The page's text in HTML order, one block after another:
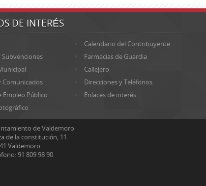
DE INTERÉS
Calendario del Contribuyente
Subvenciones
Farmacias de Guardia
Callejero
Comunicados
Direcciones y Teléfonos
Empleo Público
Enlaces de interés
de Valdemoro
de la constitución, 11
Valdemoro
91 809 98 90